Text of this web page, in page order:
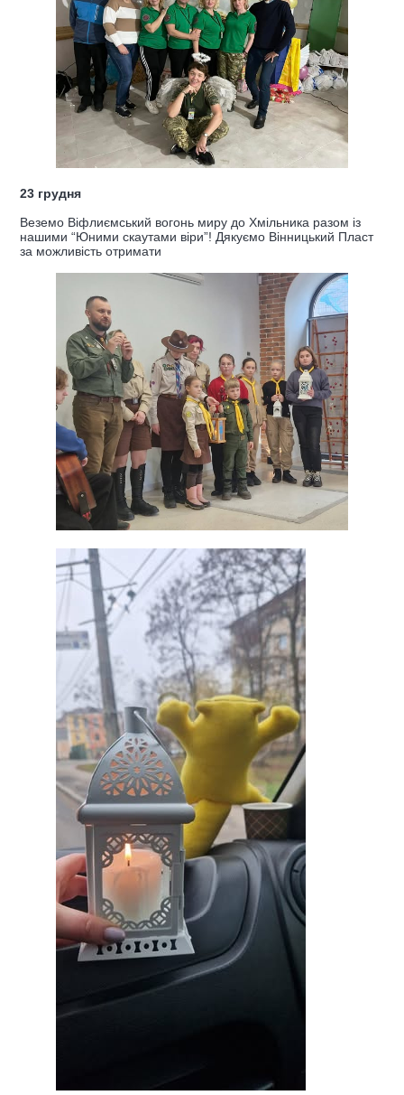
23 грудня
Веземо Віфлиємський вогонь миру до Хмільника разом із
нашими “Юними скаутами віри”! Дякуємо Вінницький Пласт
за можливість отримати